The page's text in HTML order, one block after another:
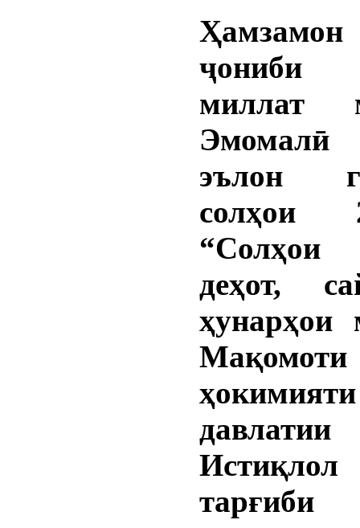
Ҳамзамон
ҷониби
миллат
эълон
солҳои
деҳот,
ҳунарҳои
ҳокимияти